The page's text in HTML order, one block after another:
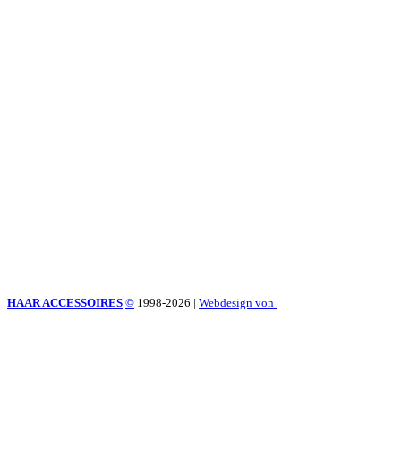
HAAR ACCESSOIRES © 1998-2026 | Webdesign von